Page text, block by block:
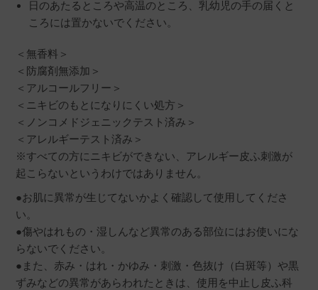
日のあたるところや高温のところ、乳幼児の手の届くと
ころには置かないでください。
＜無香料＞
＜防腐剤無添加＞
＜アルコールフリー＞
＜ニキビのもとになりにくい処方＞
＜ノンコメドジェニックテスト済み＞
＜アレルギーテスト済み＞
※すべての方にニキビができない、アレルギー皮ふ刺激が
起こらないというわけではありません。
●お肌に異常が生じてないかよく確認して使用してくださ
い。
●傷やはれもの・湿しんなど異常のある部位にはお使いにな
らないでください。
●また、赤み・はれ・かゆみ・刺激・色抜け（白斑等）や黒
ずみなどの異常があらわれたときは、使用を中止し皮ふ科